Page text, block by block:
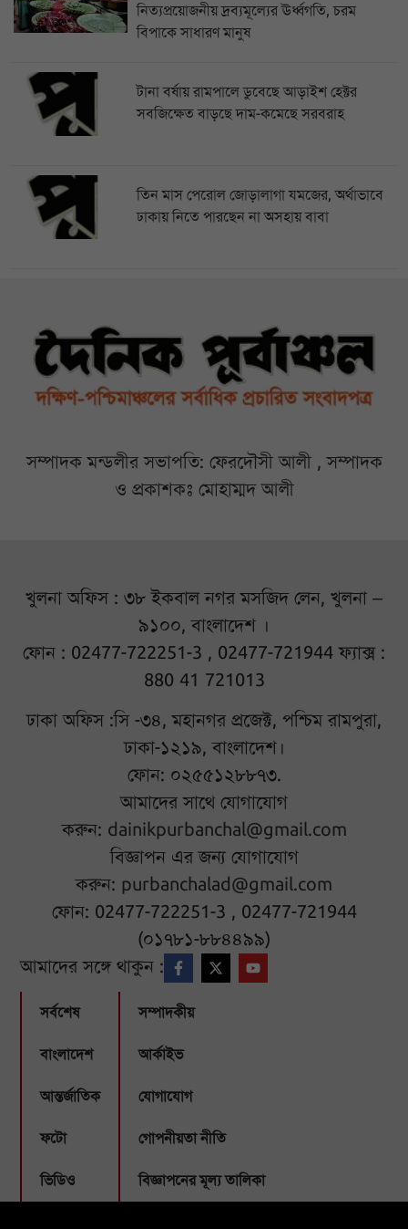
নিত্যপ্রয়োজনীয় দ্রব্যমূল্যের ঊর্ধ্বগতি, চরম
বিপাকে সাধারণ মানুষ
টানা বর্ষায় রামপালে ডুবেছে আড়াইশ হেক্টর
সবজিক্ষেত বাড়ছে দাম-কমেছে সরবরাহ
তিন মাস পেরোল জোড়ালাগা যমজের, অর্থাভাবে
ঢাকায় নিতে পারছেন না অসহায় বাবা
সম্পাদক মন্ডলীর সভাপতি: ফেরদৌসী আলী , সম্পাদক
ও প্রকাশকঃ মোহাম্মদ আলী
খুলনা অফিস : ৩৮ ইকবাল নগর মসজিদ লেন, খুলনা –
৯১০০, বাংলাদেশ ।
ফোন : 02477-722251-3 , 02477-721944 ফ্যাক্স :
880 41 721013
ঢাকা অফিস :সি -৩৪, মহানগর প্রজেক্ট, পশ্চিম রামপুরা,
ঢাকা-১২১৯, বাংলাদেশ।
ফোন: ০২৫৫১২৮৮৭৩.
আমাদের সাথে যোগাযোগ
করুন: dainikpurbanchal@gmail.com
বিজ্ঞাপন এর জন্য যোগাযোগ
করুন: purbanchalad@gmail.com
ফোন: 02477-722251-3 , 02477-721944
(০১৭৮১-৮৮৪৪৯৯)
আমাদের সঙ্গে থাকুন :
সর্বশেষ
বাংলাদেশ
আন্তর্জাতিক
ফটো
ভিডিও
সম্পাদকীয়
আর্কাইভ
যোগাযোগ
গোপনীয়তা নীতি
বিজ্ঞাপনের মূল্য তালিকা